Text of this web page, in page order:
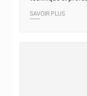
SAVOIR PLUS